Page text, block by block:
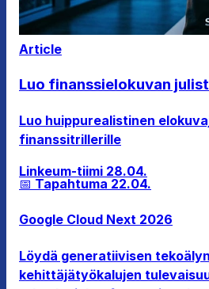
Article
Luo finanssielokuvan
Luo huippurealistinen
finanssitrillerille
Linkeum-tiimi 28.04.
📅 Tapahtuma 22.04.
Google Cloud Next 2026
Löydä generatiivisen
kehittäjätyökalujen